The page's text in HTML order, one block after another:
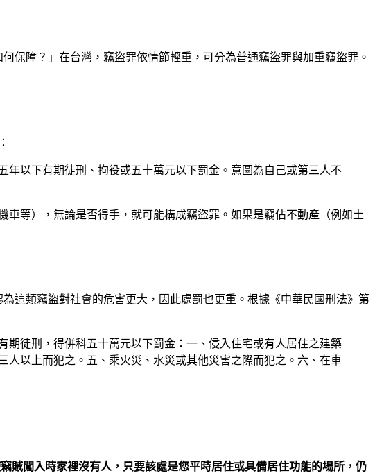
保障？」在台灣，竊盜罪依情節輕重，可分為普通竊盜罪與加重竊盜罪。
年以下有期徒刑、拘役或五十萬元以下罰金。意圖為自己或第三人不
車等），無論是否得手，就可能構成竊盜罪。如果是竊佔不動產（例如土
這類竊盜對社會的危害更大，因此處罰也更重。根據《中華民國刑法》第
期徒刑，得併科五十萬元以下罰金：一、侵入住宅或有人居住之建築
以上而犯之。五、乘火災、水災或其他災害之際而犯之。六、在車
賊闖入時家裡沒有人，只要該處是您平時居住或具備居住功能的場所，仍